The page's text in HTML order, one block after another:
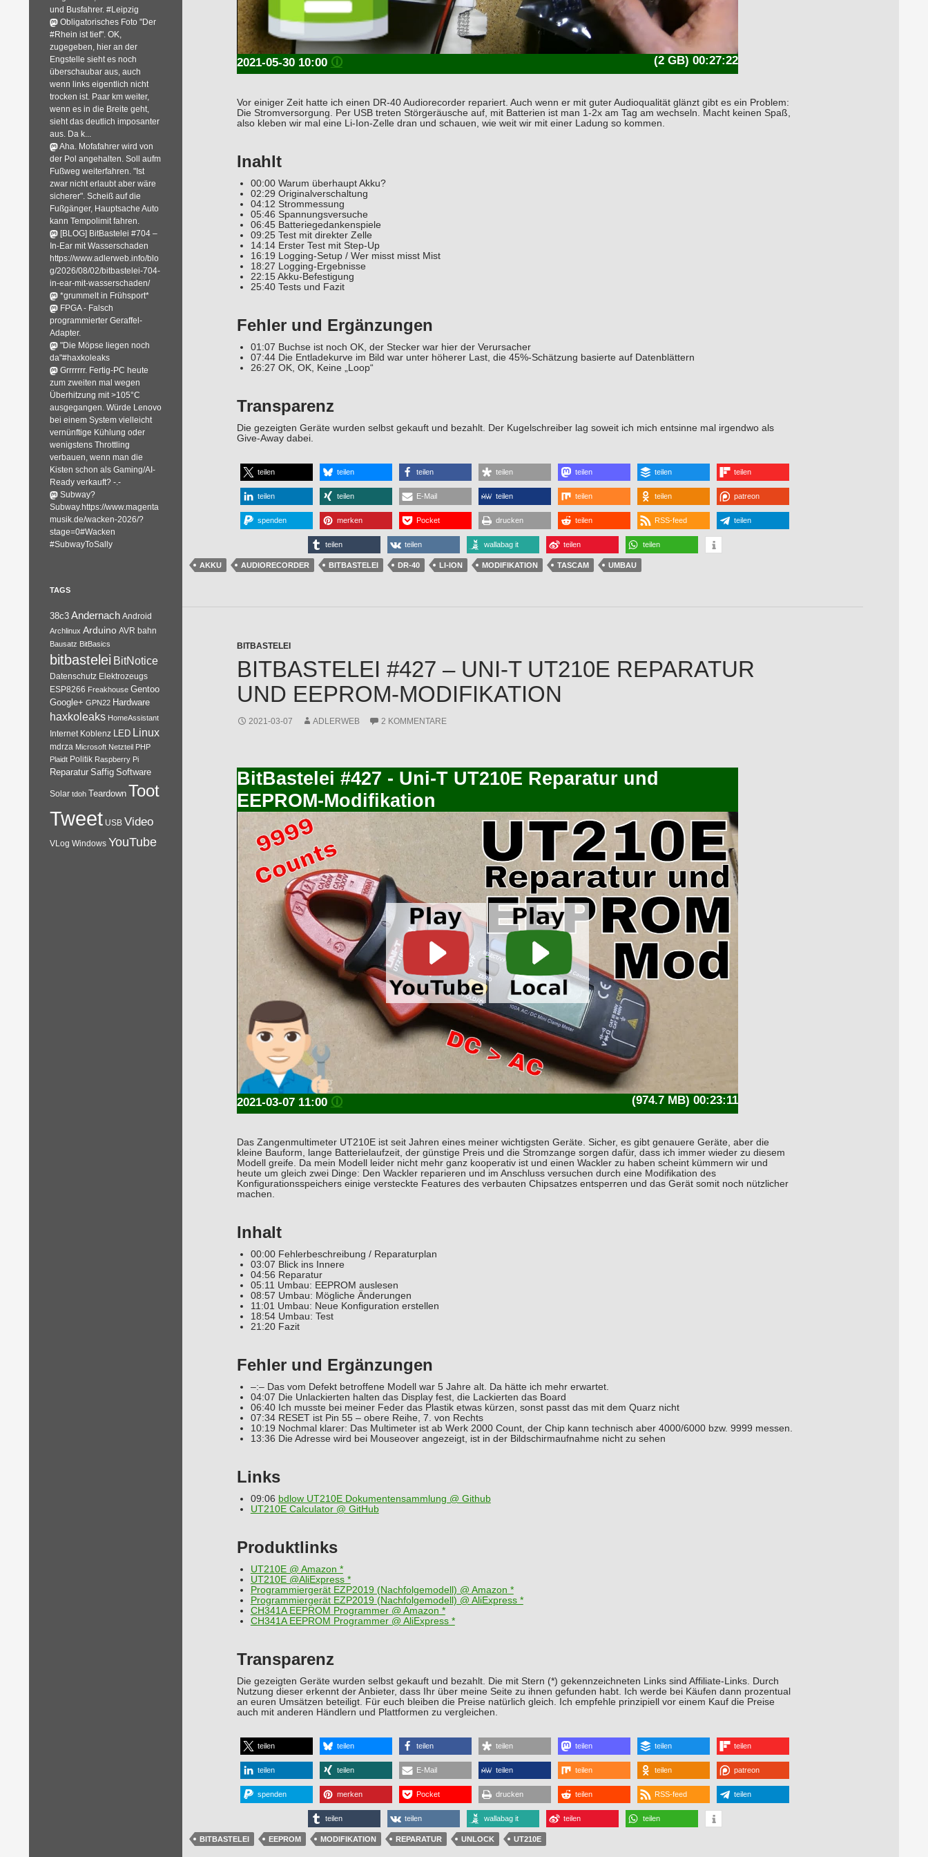
(2 GB) 00:27:22
2021-05-30 10:00 🛈
Vor einiger Zeit hatte ich einen DR-40 Audiorecorder repariert. Auch wenn er mit guter Audioqualität glänzt gibt es ein Problem:
Die Stromversorgung. Per USB treten Störgeräusche auf, mit Batterien ist man 1-2x am Tag am wechseln. Macht keinen Spaß,
also kleben wir mal eine Li-Ion-Zelle dran und schauen, wie weit wir mit einer Ladung so kommen.
Inahlt
00:00 Warum überhaupt Akku?
02:29 Originalverschaltung
04:12 Strommessung
05:46 Spannungsversuche
06:45 Batteriegedankenspiele
09:25 Test mit direkter Zelle
14:14 Erster Test mit Step-Up
16:19 Logging-Setup / Wer misst misst Mist
18:27 Logging-Ergebnisse
22:15 Akku-Befestigung
25:40 Tests und Fazit
Fehler und Ergänzungen
01:07 Buchse ist noch OK, der Stecker war hier der Verursacher
07:44 Die Entladekurve im Bild war unter höherer Last, die 45%-Schätzung basierte auf Datenblättern
26:27 OK, OK, Keine „Loop“
Transparenz
Die gezeigten Geräte wurden selbst gekauft und bezahlt. Der Kugelschreiber lag soweit ich mich entsinne mal irgendwo als
Give-Away dabei.
teilen teilen teilen teilen teilen teilen teilen
teilen teilen E-Mail teilen teilen teilen patreon
spenden merken Pocket drucken teilen RSS-feed teilen
teilen teilen wallabag it teilen teilen
AKKU AUDIORECORDER BITBASTELEI DR-40 LI-ION MODIFIKATION TASCAM UMBAU
BITBASTELEI
BITBASTELEI #427 – UNI-T UT210E REPARATUR
UND EEPROM-MODIFIKATION
2021-03-07 ADLERWEB 2 KOMMENTARE
BitBastelei #427 - Uni-T UT210E Reparatur und
EEPROM-Modifikation
(974.7 MB) 00:23:11
2021-03-07 11:00 🛈
Das Zangenmultimeter UT210E ist seit Jahren eines meiner wichtigsten Geräte. Sicher, es gibt genauere Geräte, aber die
kleine Bauform, lange Batterielaufzeit, der günstige Preis und die Stromzange sorgen dafür, dass ich immer wieder zu diesem
Modell greife. Da mein Modell leider nicht mehr ganz kooperativ ist und einen Wackler zu haben scheint kümmern wir und
heute um gleich zwei Dinge: Den Wackler reparieren und im Anschluss versuchen durch eine Modifikation des
Konfigurationsspeichers einige versteckte Features des verbauten Chipsatzes entsperren und das Gerät somit noch nützlicher
machen.
Inhalt
00:00 Fehlerbeschreibung / Reparaturplan
03:07 Blick ins Innere
04:56 Reparatur
05:11 Umbau: EEPROM auslesen
08:57 Umbau: Mögliche Änderungen
11:01 Umbau: Neue Konfiguration erstellen
18:54 Umbau: Test
21:20 Fazit
Fehler und Ergänzungen
–:– Das vom Defekt betroffene Modell war 5 Jahre alt. Da hätte ich mehr erwartet.
04:07 Die Unlackierten halten das Display fest, die Lackierten das Board
06:40 Ich musste bei meiner Feder das Plastik etwas kürzen, sonst passt das mit dem Quarz nicht
07:34 RESET ist Pin 55 – obere Reihe, 7. von Rechts
10:19 Nochmal klarer: Das Multimeter ist ab Werk 2000 Count, der Chip kann technisch aber 4000/6000 bzw. 9999 messen.
13:36 Die Adresse wird bei Mouseover angezeigt, ist in der Bildschirmaufnahme nicht zu sehen
Links
09:06 bdlow UT210E Dokumentensammlung @ Github
UT210E Calculator @ GitHub
Produktlinks
UT210E @ Amazon *
UT210E @AliExpress *
Programmiergerät EZP2019 (Nachfolgemodell) @ Amazon *
Programmiergerät EZP2019 (Nachfolgemodell) @ AliExpress *
CH341A EEPROM Programmer @ Amazon *
CH341A EEPROM Programmer @ AliExpress *
Transparenz
Die gezeigten Geräte wurden selbst gekauft und bezahlt. Die mit Stern (*) gekennzeichneten Links sind Affiliate-Links. Durch
Nutzung dieser erkennt der Anbieter, dass Ihr über meine Seite zu ihnen gefunden habt. Ich werde bei Käufen dann prozentual
an euren Umsätzen beteiligt. Für euch bleiben die Preise natürlich gleich. Ich empfehle prinzipiell vor einem Kauf die Preise
auch mit anderen Händlern und Plattformen zu vergleichen.
teilen teilen teilen teilen teilen teilen teilen
teilen teilen E-Mail teilen teilen teilen patreon
spenden merken Pocket drucken teilen RSS-feed teilen
teilen teilen wallabag it teilen teilen
BITBASTELEI EEPROM MODIFIKATION REPARATUR UNLOCK UT210E
und Busfahrer. #Leipzig
Obligatorisches Foto "Der
#Rhein ist tief". OK,
zugegeben, hier an der
Engstelle sieht es noch
überschaubar aus, auch
wenn links eigentlich nicht
trocken ist. Paar km weiter,
wenn es in die Breite geht,
sieht das deutlich imposanter
aus. Da k...
Aha. Mofafahrer wird von
der Pol angehalten. Soll aufm
Fußweg weiterfahren. "Ist
zwar nicht erlaubt aber wäre
sicherer". Scheiß auf die
Fußgänger, Hauptsache Auto
kann Tempolimit fahren.
[BLOG] BitBastelei #704 –
In-Ear mit Wasserschaden
https://www.adlerweb.info/blo
g/2026/08/02/bitbastelei-704-
in-ear-mit-wasserschaden/
*grummelt in Frühsport*
FPGA - Falsch
programmierter Geraffel-
Adapter.
"Die Möpse liegen noch
da"#haxkoleaks
Grrrrrrr. Fertig-PC heute
zum zweiten mal wegen
Überhitzung mit >105°C
ausgegangen. Würde Lenovo
bei einem System vielleicht
vernünftige Kühlung oder
wenigstens Throttling
verbauen, wenn man die
Kisten schon als Gaming/AI-
Ready verkauft? -.-
Subway?
Subway.https://www.magenta
musik.de/wacken-2026/?
stage=0#Wacken
#SubwayToSally
TAGS
38c3 Andernach Android
Archlinux Arduino AVR bahn
Bausatz BitBasics
bitbastelei BitNotice
Datenschutz Elektrozeugs
ESP8266 Freakhouse Gentoo
Google+ GPN22 Hardware
haxkoleaks HomeAssistant
Internet Koblenz LED Linux
mdrza Microsoft Netzteil PHP
Plaidt Politik Raspberry Pi
Reparatur Saffig Software
Solar tdoh Teardown Toot
Tweet USB Video
VLog Windows YouTube